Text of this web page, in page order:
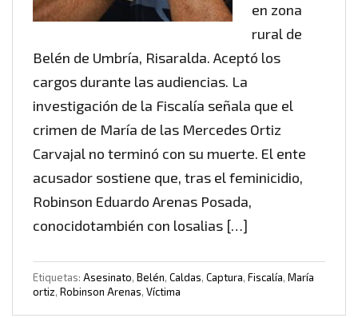
en zona
rural de
Belén de Umbría, Risaralda. Aceptó los
cargos durante las audiencias. La
investigación de la Fiscalía señala que el
crimen de María de las Mercedes Ortiz
Carvajal no terminó con su muerte. El ente
acusador sostiene que, tras el feminicidio,
Robinson Eduardo Arenas Posada,
conocidotambién con losalias […]
Etiquetas: Asesinato, Belén, Caldas, Captura, Fiscalía, María
ortiz, Robinson Arenas, Víctima